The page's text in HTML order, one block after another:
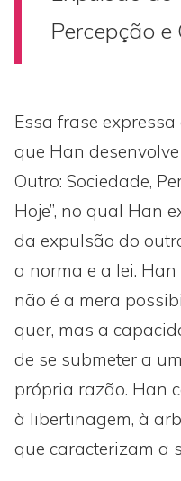
Percepção e
Essa frase
que Han
Outro: Sociedade,
Hoje”, no qual Han
da expulsão do
a norma e a lei.
não é a mera
quer, mas a
de se submeter a
própria razão. Han
à libertinagem, à
que caracterizam a